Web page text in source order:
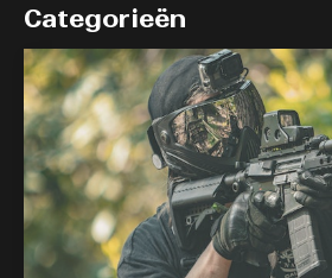
Categorieën